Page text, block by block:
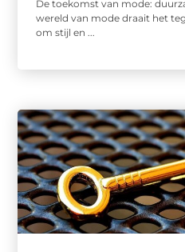
De toekomst van mode:
wereld van mode draait het
om stijl en ...